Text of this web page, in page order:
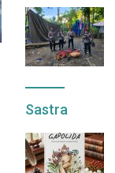
Sastra